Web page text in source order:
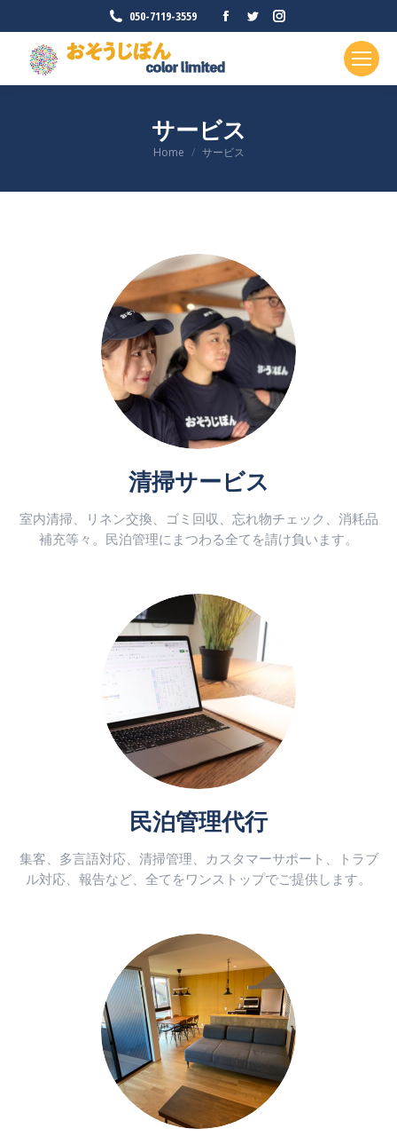
050-7119-3559
Facebook
ジ
新
し
ド
ウ
で
開
ま
す
Twitter
ジ
ウ
で
開
き
ま
す
Instagram
ジ
で
開
き
ま
サービス
現在地:
Home サービス
清掃サービス
室内清掃、リネン交換、ゴミ回収、忘れ物チェック、消耗品
補充等々。民泊管理にまつわる全てを請け負います。
民泊管理代行
集客、多言語対応、清掃管理、カスタマーサポート、トラブ
ル対応、報告など、全てをワンストップでご提供します。